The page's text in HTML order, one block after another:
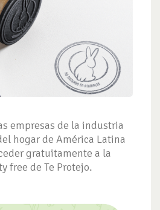
empresas de la industria
hogar de América Latina
gratuitamente a la
free de Te Protejo.